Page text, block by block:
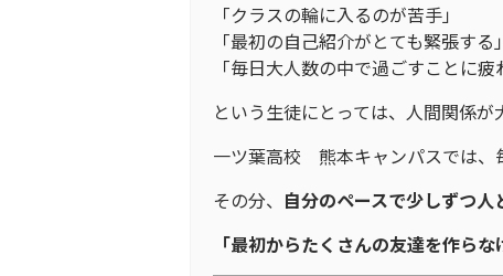
「クラスの輪に入るのが苦手」
「最初の自己紹介がとても緊張する」
「毎日大人数の中で過ごすことに疲
という生徒にとっては、人間関係が
一ツ葉高校 熊本キャンパスでは、
その分、 自分のペースで少しずつ人
「最初からたくさんの友達を作ら